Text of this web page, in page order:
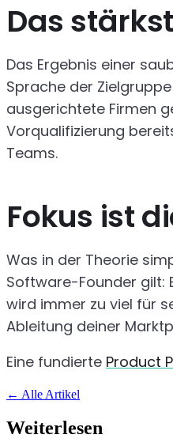
Das
Das Ergebnis einer
Sprache der
ausgerichtete Firmen
Vorqualifizierung
Teams.
Fokus ist
Was in der Theorie
Software-Founder gilt:
wird immer zu viel für
Ableitung deiner
Eine fundierte Product
← Alle Artikel
Weiterlesen